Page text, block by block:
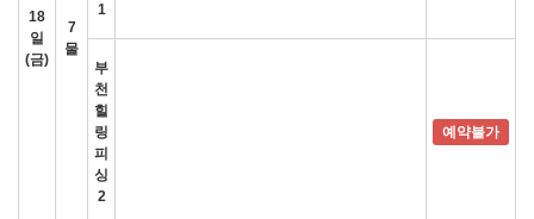
18
일
(금)
7
물
1
부
천
힐
링
피
싱
2
예약불가